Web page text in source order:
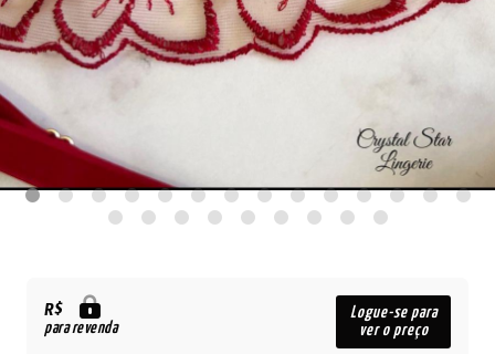
R$
para revenda
Logue-se para
ver o preço